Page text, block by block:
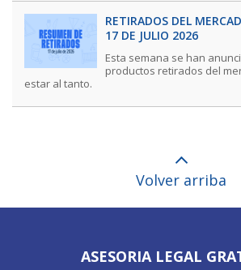
RETIRADOS DEL
17 DE JULIO 2026
Esta semana se han
productos retirados del
estar al tanto.
Volver arriba
ASESORIA LEGAL